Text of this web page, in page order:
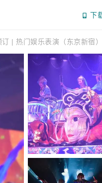
下
订 | 热门娱乐表演（东京新宿）